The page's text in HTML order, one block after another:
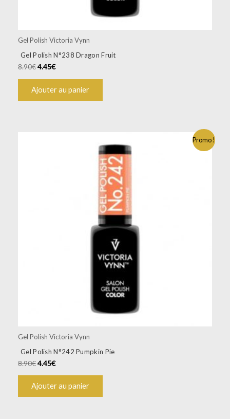
Gel Polish Victoria Vynn
Gel Polish N°238 Dragon Fruit
8.90€4.45€
Ajouter au panier
Promo !
Gel Polish Victoria Vynn
Gel Polish N°242 Pumpkin Pie
8.90€4.45€
Ajouter au panier